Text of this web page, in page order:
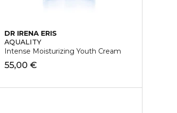
DR IRENA ERIS
AQUALITY
Intense Moisturizing Youth Cream
55,00 €